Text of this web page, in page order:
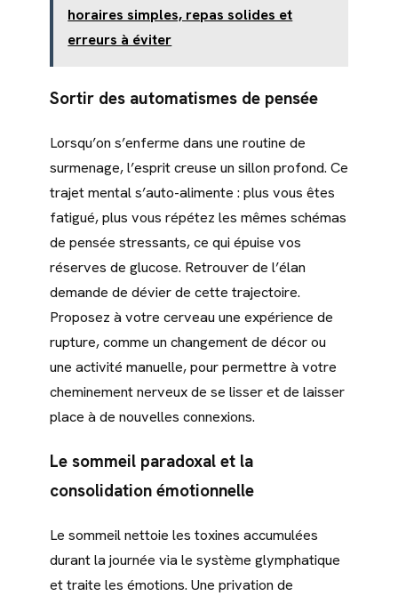
horaires simples, repas solides et
erreurs à éviter
Sortir des automatismes de pensée
Lorsqu’on s’enferme dans une routine de
surmenage, l’esprit creuse un sillon profond. Ce
trajet mental s’auto-alimente : plus vous êtes
fatigué, plus vous répétez les mêmes schémas
de pensée stressants, ce qui épuise vos
réserves de glucose. Retrouver de l’élan
demande de dévier de cette trajectoire.
Proposez à votre cerveau une expérience de
rupture, comme un changement de décor ou
une activité manuelle, pour permettre à votre
cheminement nerveux de se lisser et de laisser
place à de nouvelles connexions.
Le sommeil paradoxal et la
consolidation émotionnelle
Le sommeil nettoie les toxines accumulées
durant la journée via le système glymphatique
et traite les émotions. Une privation de